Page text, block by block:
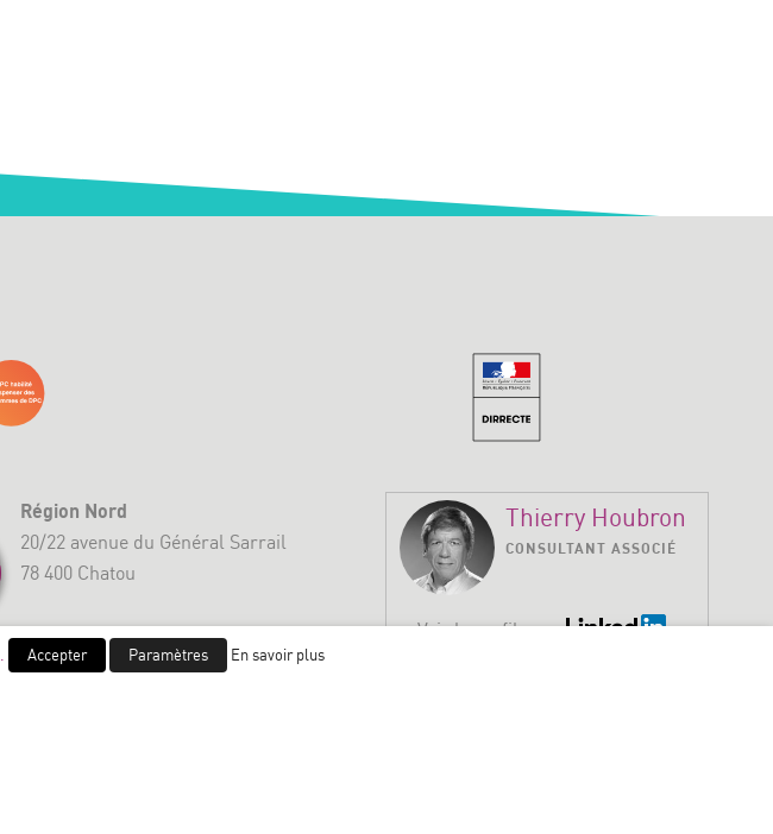
Région Nord
20/22 avenue du Général Sarrail
78 400 Chatou
contact@adequationsante.com
Thierry Houbron
CONSULTANT ASSOCIÉ
Voir le profil
Accepter Paramètres En savoir plus